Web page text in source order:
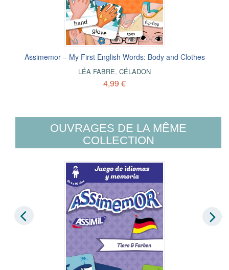
Assimemor – My First English Words: Body and Clothes
LÉA FABRE, CÉLADON
4,99 €
OUVRAGES DE LA MÊME
COLLECTION